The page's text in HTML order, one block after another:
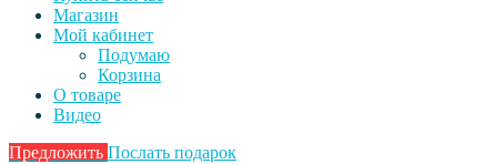
Магазин
Мой кабинет
Подумаю
Корзина
О товаре
Видео
Предложить Послать подарок